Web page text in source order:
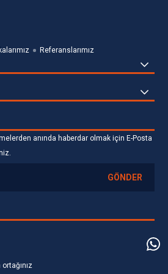
Referanslarımız
anında haberdar olmak için E-Posta
GÖNDER